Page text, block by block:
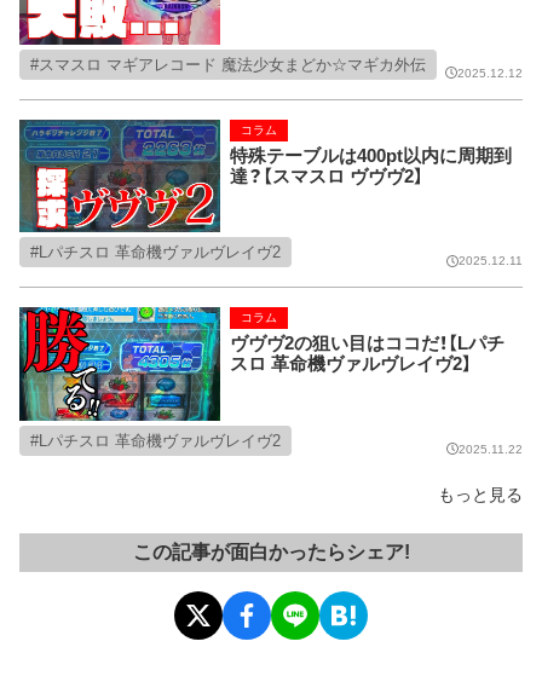
スマスロ マギアレコード 魔法少女まどか☆マギカ外伝 2025.12.12
特殊テーブルは400pt以内に周期到
達？【スマスロ ヴヴヴ2】
コラム
Lパチスロ 革命機ヴァルヴレイヴ2 2025.12.11
ヴヴヴ2の狙い目はココだ！【Lパチ
スロ 革命機ヴァルヴレイヴ2】
コラム
Lパチスロ 革命機ヴァルヴレイヴ2 2025.11.22
もっと見る
この記事が面白かったらシェア!